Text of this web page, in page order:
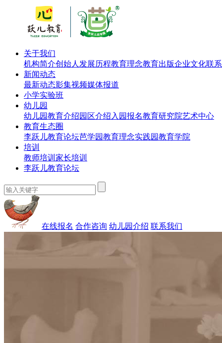
关于我们
机构简介创始人 发展历程教育理念教育出版企业文化联
新闻动态
最新动态影集视频媒体报道
小学实验班
幼儿园
幼儿园教育介绍园区介绍 入园报名教育研究院艺术中心
教育生态圈
李跃儿教育论坛芭学园教育理念实践园教育学院
培训
教师培训 家长培训
李跃儿教育论坛
在线报名 合作咨询 幼儿园介绍 联系我们